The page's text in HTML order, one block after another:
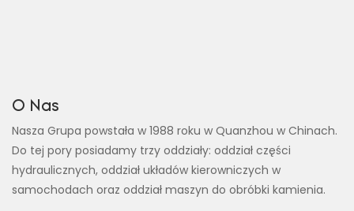
O Nas
Nasza Grupa powstała w 1988 roku w Quanzhou w Chinach.
Do tej pory posiadamy trzy oddziały: oddział części
hydraulicznych, oddział układów kierowniczych w
samochodach oraz oddział maszyn do obróbki kamienia.